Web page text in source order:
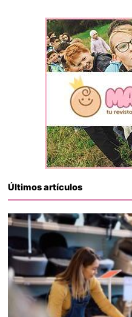
Últimos artículos